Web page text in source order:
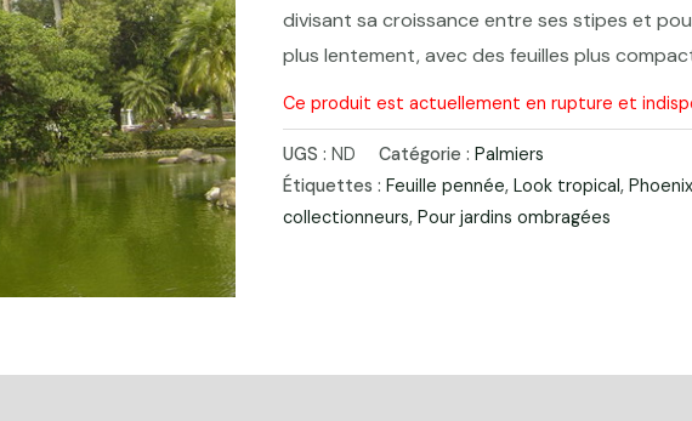
divisant sa croissance entre ses stipes et
plus lentement, avec des feuilles plus
Ce produit est actuellement en rupture et
UGS :ND Catégorie :Palmiers
Étiquettes :Feuille pennée,Look tropical,
collectionneurs,Pour jardins ombragées